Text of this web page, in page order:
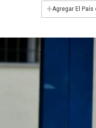
+Agregar El País